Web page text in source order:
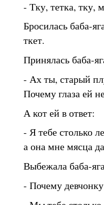
- Тку, тетка, тку,
Бросилась баба-
ткет.
Принялась баба-
- Ах ты, старый
Почему глаза ей
А кот ей в ответ:
- Я тебе столько
а она мне мясца
Выбежала баба-
- Почему